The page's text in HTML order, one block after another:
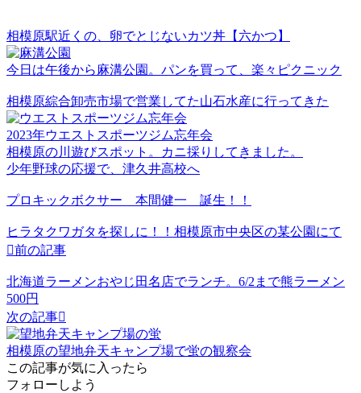
相模原駅近くの、卵でとじないカツ丼【六かつ】
今日は午後から麻溝公園。パンを買って、楽々ピクニック
相模原綜合卸売市場で営業してた山石水産に行ってきた
2023年ウエストスポーツジム忘年会
相模原の川遊びスポット。カニ採りしてきました。
少年野球の応援で、津久井高校へ
プロキックボクサー 本間健一 誕生！！
ヒラタクワガタを探しに！！相模原市中央区の某公園にて
前の記事
北海道ラーメンおやじ田名店でランチ。6/2まで熊ラーメン
500円
次の記事
相模原の望地弁天キャンプ場で蛍の観察会
この記事が気に入ったら
フォローしよう